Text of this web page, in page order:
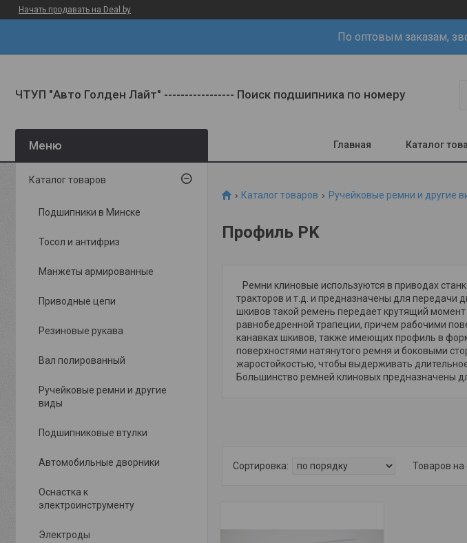
Начать продавать на Deal.by
По оптовым заказам,
ЧТУП "Авто Голден Лайт" ----------------- Поиск подшипника по номеру
Главная Каталог
Каталог товаров Ручейковые ремни и другие
Профиль PK
Ремни клиновые используются в приводах
тракторов и т.д. и предназначены для передачи
шкивов такой ремень передает крутящий
равнобедренной трапеции, причем рабочими
канавках шкивов, также имеющих профиль в
поверхностями натянутого ремня и боковыми
жаростойкостью, чтобы выдерживать
Большинство ремней клиновых предназначены
Каталог товаров
Подшипники в Минске
Тосол и антифриз
Манжеты армированные
Приводные цепи
Резиновые рукава
Вал полированный
Ручейковые ремни и другие
виды
Подшипниковые втулки
Автомобильные дворники
Оснастка к
электроинструменту
Электроды